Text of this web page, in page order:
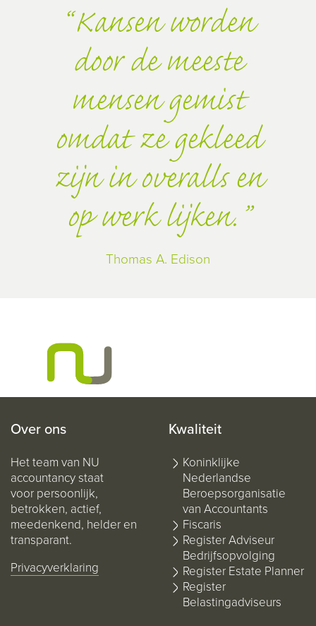
Kansen worden
door de meeste
mensen gemist
omdat ze gekleed
zijn in overalls en
op werk lijken.
Thomas A. Edison
Over ons
Het team van NU
accountancy staat
voor persoonlijk,
betrokken, actief,
meedenkend, helder en
transparant.
Privacyverklaring
Kwaliteit
Koninklijke
Nederlandse
Beroepsorganisatie
van Accountants
Fiscaris
Register Adviseur
Bedrijfsopvolging
Register Estate Planner
Register
Belastingadviseurs